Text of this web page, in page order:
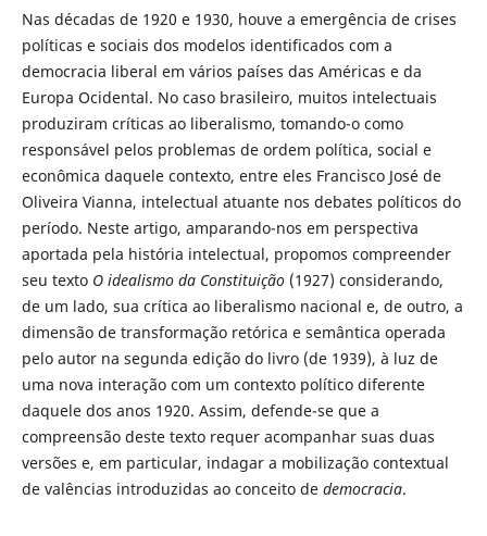
Nas décadas de 1920 e 1930, houve a emergência de crises
políticas e sociais dos modelos identificados com a
democracia liberal em vários países das Américas e da
Europa Ocidental. No caso brasileiro, muitos intelectuais
produziram críticas ao liberalismo, tomando-o como
responsável pelos problemas de ordem política, social e
econômica daquele contexto, entre eles Francisco José de
Oliveira Vianna, intelectual atuante nos debates políticos do
período. Neste artigo, amparando-nos em perspectiva
aportada pela história intelectual, propomos compreender
seu texto O idealismo da Constituição (1927) considerando,
de um lado, sua crítica ao liberalismo nacional e, de outro, a
dimensão de transformação retórica e semântica operada
pelo autor na segunda edição do livro (de 1939), à luz de
uma nova interação com um contexto político diferente
daquele dos anos 1920. Assim, defende-se que a
compreensão deste texto requer acompanhar suas duas
versões e, em particular, indagar a mobilização contextual
de valências introduzidas ao conceito de democracia.